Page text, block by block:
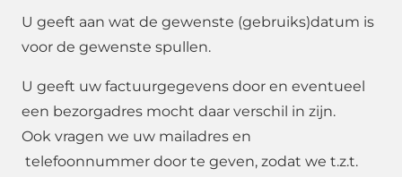
U geeft aan wat de gewenste (gebruiks)datum is
voor de gewenste spullen.
U geeft uw factuurgegevens door en eventueel
een bezorgadres mocht daar verschil in zijn.
Ook vragen we uw mailadres en
telefoonnummer door te geven, zodat we t.z.t.